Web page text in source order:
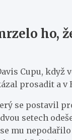
ho,
Cupu,
prosadit a
se postavil
setech
mu